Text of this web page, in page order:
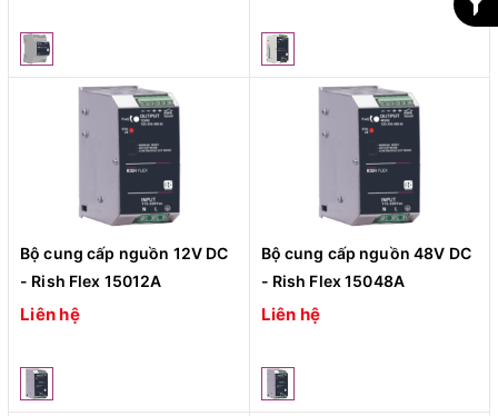
Bộ cung cấp nguồn 12V DC
- Rish Flex 15012A
Liên hệ
Bộ cung cấp nguồn 48V DC
- Rish Flex 15048A
Liên hệ